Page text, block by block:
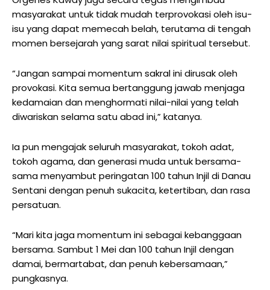
masyarakat untuk tidak mudah terprovokasi oleh isu-
isu yang dapat memecah belah, terutama di tengah
momen bersejarah yang sarat nilai spiritual tersebut.
“Jangan sampai momentum sakral ini dirusak oleh
provokasi. Kita semua bertanggung jawab menjaga
kedamaian dan menghormati nilai-nilai yang telah
diwariskan selama satu abad ini,” katanya.
Ia pun mengajak seluruh masyarakat, tokoh adat,
tokoh agama, dan generasi muda untuk bersama-
sama menyambut peringatan 100 tahun Injil di Danau
Sentani dengan penuh sukacita, ketertiban, dan rasa
persatuan.
“Mari kita jaga momentum ini sebagai kebanggaan
bersama. Sambut 1 Mei dan 100 tahun Injil dengan
damai, bermartabat, dan penuh kebersamaan,”
pungkasnya.